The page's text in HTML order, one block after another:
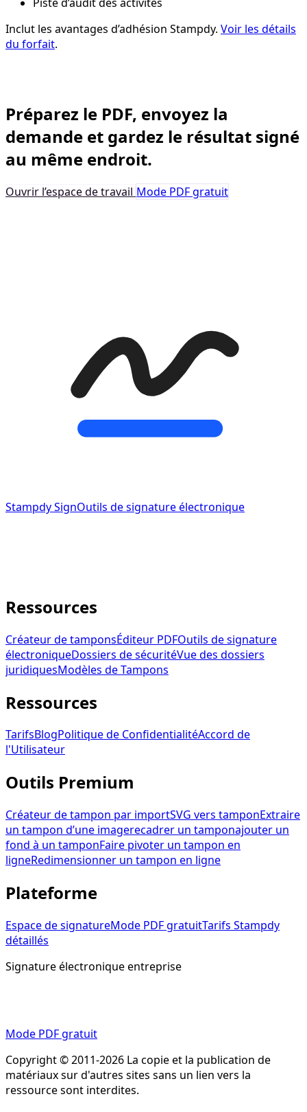
Inclut les avantages d’adhésion Stampdy. Voir les détails
du forfait.
Préparez le PDF, envoyez la
demande et gardez le résultat signé
au même endroit.
Ouvrir l’espace de travail Mode PDF gratuit
Stampdy SignOutils de signature électronique
Ressources
Créateur de tamponsÉditeur PDFOutils de signature
électroniqueDossiers de sécuritéVue des dossiers
juridiquesModèles de Tampons
Ressources
TarifsBlogPolitique de ConfidentialitéAccord de
l'Utilisateur
Outils Premium
Créateur de tampon par importSVG vers tamponExtraire
un tampon d’une imagerecadrer un tamponajouter un
fond à un tamponFaire pivoter un tampon en
ligneRedimensionner un tampon en ligne
Plateforme
Espace de signatureMode PDF gratuitTarifs Stampdy
détaillés
Signature électronique entreprise
Mode PDF gratuit
Copyright © 2011-2026 La copie et la publication de
matériaux sur d'autres sites sans un lien vers la
ressource sont interdites.